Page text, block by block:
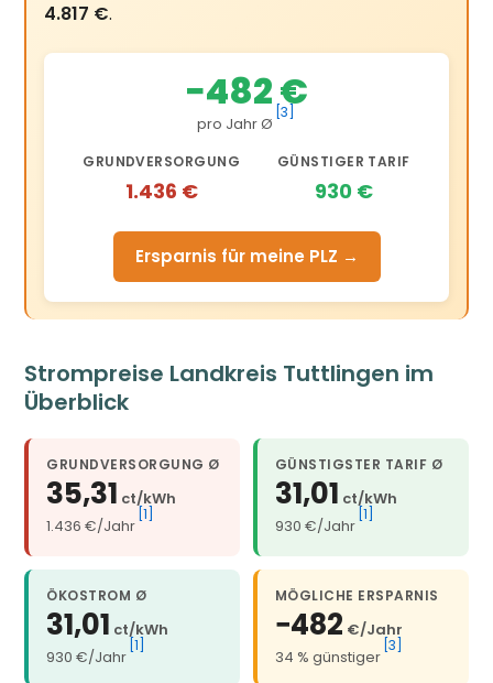
4.817 €.
−482 €
pro Jahr Ø
[3]
GRUNDVERSORGUNG
1.436 €
GÜNSTIGER TARIF
930 €
Ersparnis für meine PLZ →
Strompreise Landkreis Tuttlingen im
Überblick
GRUNDVERSORGUNG Ø
35,31 ct/kWh
1.436 €/Jahr
[1]
GÜNSTIGSTER TARIF Ø
31,01 ct/kWh
930 €/Jahr
[1]
ÖKOSTROM Ø
31,01 ct/kWh
930 €/Jahr
[1]
MÖGLICHE ERSPARNIS
−482 €/Jahr
34 % günstiger
[3]